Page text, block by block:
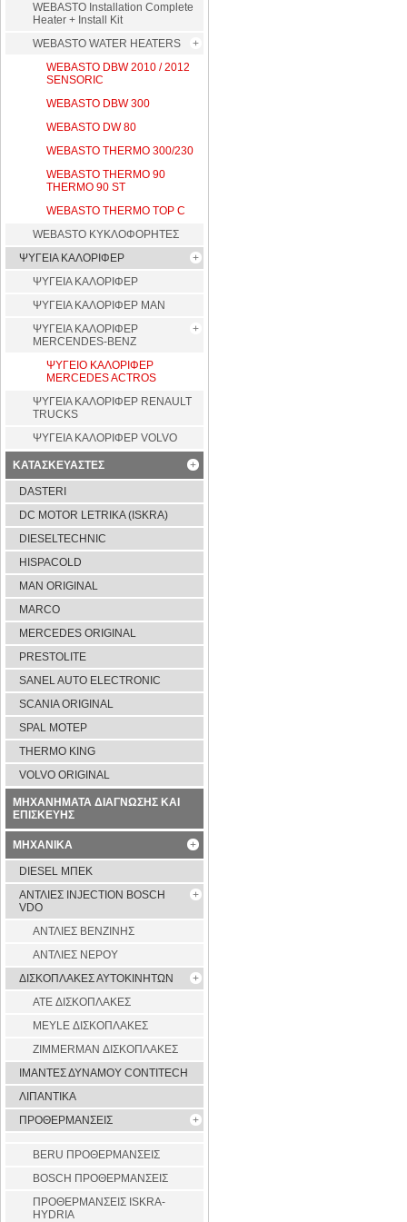
WEBASTO Installation Complete
Heater + Install Kit
WEBASTO WATER HEATERS
WEBASTO DBW 2010 / 2012
SENSORIC
WEBASTO DBW 300
WEBASTO DW 80
WEBASTO THERMO 300/230
WEBASTO THERMO 90
THERMO 90 ST
WEBASTO THERMO TOP C
WEBASTO ΚΥΚΛΟΦΟΡΗΤΕΣ
ΨΥΓΕΙΑ ΚΑΛΟΡΙΦΕΡ
ΨΥΓΕΙΑ ΚΑΛΟΡΙΦΕΡ
ΨΥΓΕΙΑ ΚΑΛΟΡΙΦΕΡ MAN
ΨΥΓΕΙΑ ΚΑΛΟΡΙΦΕΡ
MERCENDES-BENZ
ΨΥΓΕΙΟ ΚΑΛΟΡΙΦΕΡ
MERCEDES ACTROS
ΨΥΓΕΙΑ ΚΑΛΟΡΙΦΕΡ RENAULT
TRUCKS
ΨΥΓΕΙΑ ΚΑΛΟΡΙΦΕΡ VOLVO
ΚΑΤΑΣΚΕΥΑΣΤΕΣ
DASTERI
DC MOTOR LETRIKA (ISKRA)
DIESELTECHNIC
HISPACOLD
MAN ORIGINAL
MARCO
MERCEDES ORIGINAL
PRESTOLITE
SANEL AUTO ELECTRONIC
SCANIA ORIGINAL
SPAL ΜΟΤΕΡ
THERMO KING
VOLVO ORIGINAL
ΜΗΧΑΝΗΜΑΤΑ ΔΙΑΓΝΩΣΗΣ ΚΑΙ
ΕΠΙΣΚΕΥΗΣ
ΜΗΧΑΝΙΚΑ
DIESEL ΜΠΕΚ
ΑΝΤΛΙΕΣ INJECTION BOSCH
VDO
ΑΝΤΛΙΕΣ ΒΕΝΖΙΝΗΣ
ΑΝΤΛΙΕΣ ΝΕΡΟΥ
ΔΙΣΚΟΠΛΑΚΕΣ ΑΥΤΟΚΙΝΗΤΩΝ
ATE ΔΙΣΚΟΠΛΑΚΕΣ
MEYLE ΔΙΣΚΟΠΛΑΚΕΣ
ZIMMERMAN ΔΙΣΚΟΠΛΑΚΕΣ
ΙΜΑΝΤΕΣ ΔΥΝΑΜΟΥ CONTITECH
ΛΙΠΑΝΤΙΚΑ
ΠΡΟΘΕΡΜΑΝΣΕΙΣ
BERU ΠΡΟΘΕΡΜΑΝΣΕΙΣ
BOSCH ΠΡΟΘΕΡΜΑΝΣΕΙΣ
ΠΡΟΘΕΡΜΑΝΣΕΙΣ ISKRA-
HYDRIA